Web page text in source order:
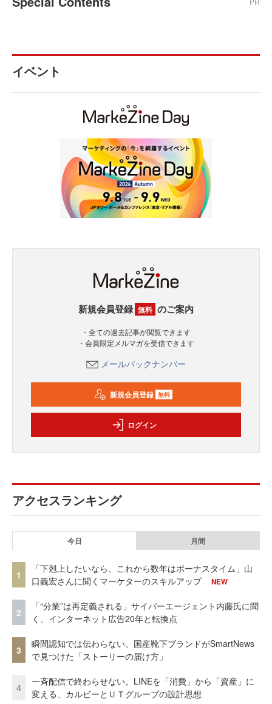
イベント
新規会員登録 無料 のご案内
・全ての過去記事が閲覧できます
・会員限定メルマガを受信できます
メールバックナンバー
新規会員登録 無料
ログイン
アクセスランキング
今日 月間
1
「下剋上したいなら、これから数年はボーナスタイム」山
口義宏さんに聞くマーケターのスキルアップ
NEW
2
「“分業”は再定義される」サイバーエージェント内藤氏に聞
く、インターネット広告20年と転換点
3
瞬間認知では伝わらない。国産靴下ブランドがSmartNews
で見つけた「ストーリーの届け方」
4
一斉配信で終わらせない。LINEを「消費」から「資産」に
変える、カルビーとＵＴグループの設計思想